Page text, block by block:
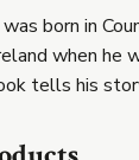
born in
when he
tells his